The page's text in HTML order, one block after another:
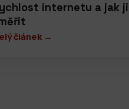
internetu a jak
článek →